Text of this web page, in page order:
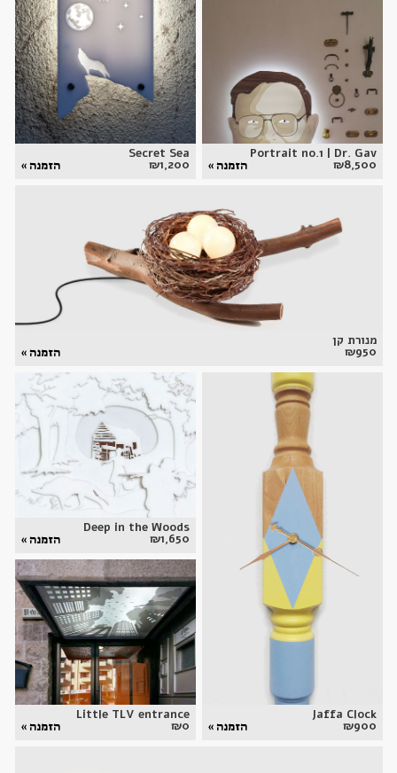
Secret Sea
₪1,200 הזמנה »
Portrait no.1 | Dr. Gav
₪8,500 הזמנה »
מנורת קן
₪950 הזמנה »
Jaffa Clock
₪900 הזמנה »
Deep in the Woods
₪1,650 הזמנה »
Little TLV entrance
₪0 הזמנה »